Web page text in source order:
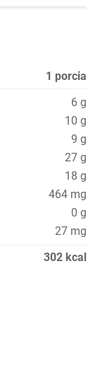
1 porcia
6 g
10 g
9 g
27 g
18 g
464 mg
0 g
27 mg
302 kcal